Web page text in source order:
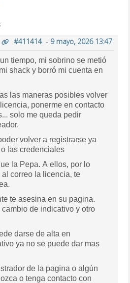
#411414- 9 mayo, 2026 13:47
tiempo, mi sobrino se metió
shack y borró mi cuenta en
las maneras posibles volver
ponerme en contacto
solo me queda pedir
volver a registrarse ya
las credenciales
la Pepa. A ellos, por lo
correo la licencia, te
te asesina en su pagina.
de indicativo y otro
darse de alta en
ya no se puede dar mas
de la pagina o algún
o tenga contacto con